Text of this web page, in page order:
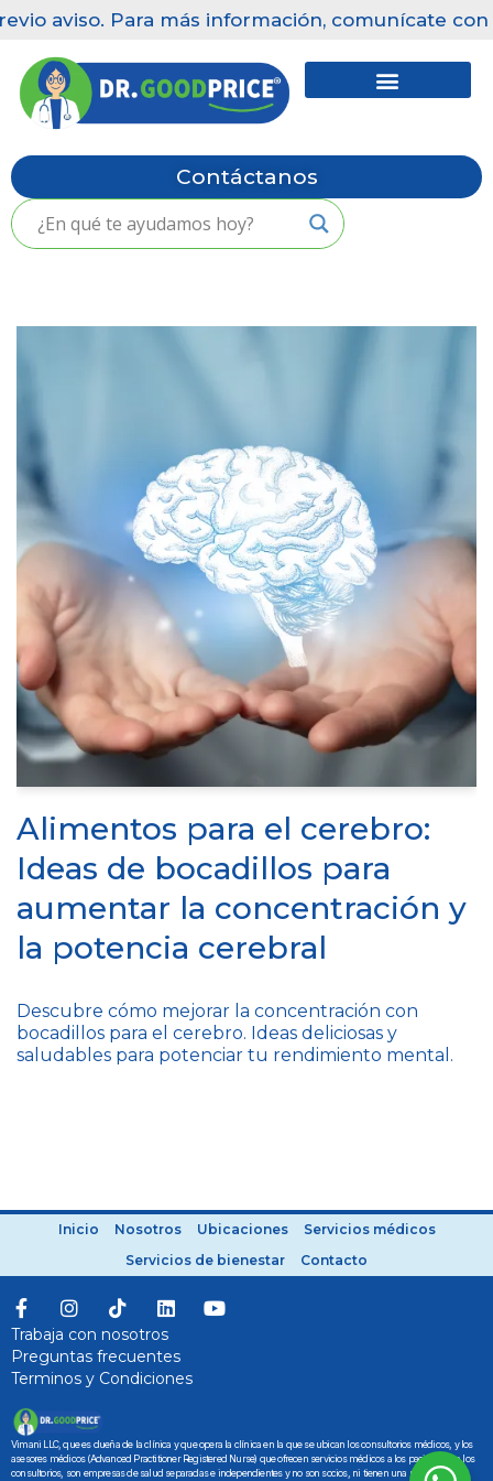
Saltar
al
contenido
aviso. Para más información, comunícate con
Contáctanos
Alimentos para el cerebro:
Ideas de bocadillos para
aumentar la concentración y
la potencia cerebral
Descubre cómo mejorar la concentración con
bocadillos para el cerebro. Ideas deliciosas y
saludables para potenciar tu rendimiento mental.
Inicio Nosotros Ubicaciones
Servicios médicos
Servicios de bienestar
Contacto
Trabaja con nosotros
Preguntas frecuentes
Terminos y Condiciones
Vimani LLC, que es dueña de la clínica y que opera la clínica en la que se ubican los consultorios médicos, y los
asesores médicos (Advanced Practitioner Registered Nurse) que ofrecen servicios médicos a los pacientes en los
consultorios, son empresas de salud separadas e independientes y no son socios, ni tienen una relación de